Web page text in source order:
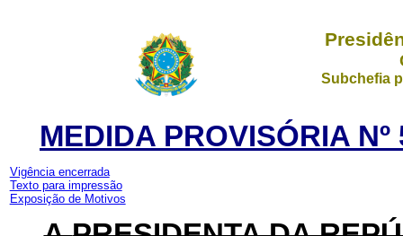
Subchefia
MEDIDA PROVISÓRIA
Vigência encerrada
Texto para impressão
Exposição de Motivos